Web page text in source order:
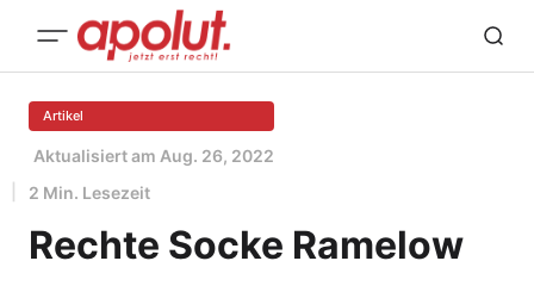
Artikel
Aktualisiert am Aug. 26, 2022
2 Min. Lesezeit
Rechte Socke Ramelow